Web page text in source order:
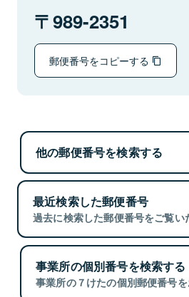
989-2351
郵便番号をコピーする
他の郵便番号を検索する
最近検索した郵便番号
過去に検索した郵便番号をご覧い
事業所の個別番号を検索する
事業所の７けたの個別郵便番号を